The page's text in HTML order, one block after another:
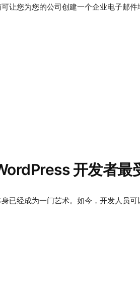
让您为您的公司创建一个企业电子邮
开发者最
已经成为一门艺术。如今，开发人员